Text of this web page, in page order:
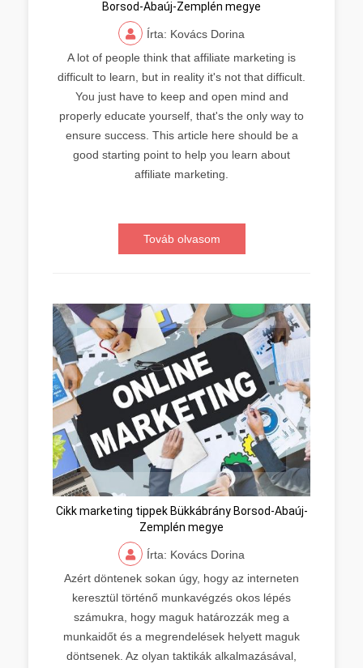
Borsod-Abaúj-Zemplén megye
Írta: Kovács Dorina
A lot of people think that affiliate marketing is
difficult to learn, but in reality it's not that difficult.
You just have to keep and open mind and
properly educate yourself, that's the only way to
ensure success. This article here should be a
good starting point to help you learn about
affiliate marketing.
Továb olvasom
Cikk marketing tippek Bükkábrány Borsod-Abaúj-
Zemplén megye
Írta: Kovács Dorina
Azért döntenek sokan úgy, hogy az interneten
keresztül történő munkavégzés okos lépés
számukra, hogy maguk határozzák meg a
munkaidőt és a megrendelések helyett maguk
döntsenek. Az olyan taktikák alkalmazásával,